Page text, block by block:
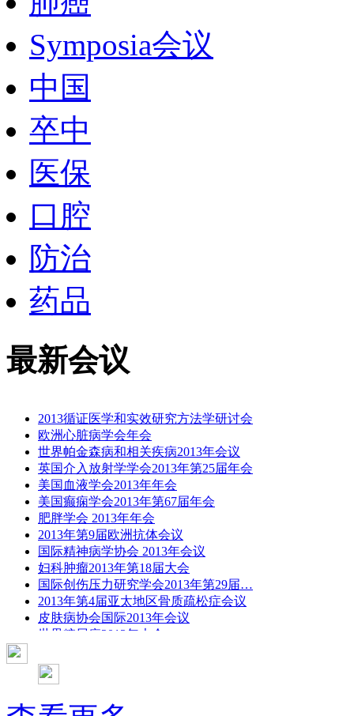
Symposia会议
中国
卒中
医保
口腔
防治
药品
最新会议
2013循证医学和实效研究方法学研讨会
欧洲心脏病学会年会
世界帕金森病和相关疾病2013年会议
英国介入放射学学会2013年第25届年会
美国血液学会2013年年会
美国癫痫学会2013年第67届年会
肥胖学会 2013年年会
2013年第9届欧洲抗体会议
国际精神病学协会 2013年会议
妇科肿瘤2013年第18届大会
国际创伤压力研究学会2013年第29届…
2013年第4届亚太地区骨质疏松症会议
皮肤病协会国际2013年会议
世界糖尿病2013年大会
彭晓霞---诊断试验的Meta分析
武姗姗---累积Meta分析和TSA分析
孙凤---Network Meta分析